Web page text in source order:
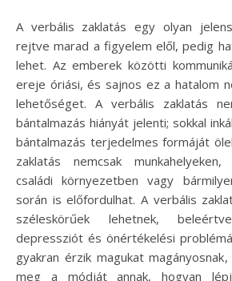
A verbális zaklatás egy olyan jelenség, amely sokszor
rejtve marad a figyelem elől, pedig
lehet. Az emberek közötti
ereje óriási, és sajnos ez a hatalom
lehetőséget. A verbális zaklatás
bántalmazás hiányát jelenti; sokkal
bántalmazás terjedelmes formáját
zaklatás nemcsak munkahelyeken,
családi környezetben vagy
során is előfordulhat. A verbális
széleskörűek lehetnek,
depressziót és önértékelési
gyakran érzik magukat
meg a módját annak, hogyan